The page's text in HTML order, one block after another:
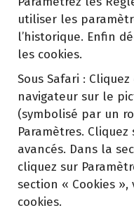
utiliser les
l’historique. Enfin
les cookies.
Sous Safari :
navigateur sur le
(symbolisé par un
Paramètres.
avancés. Dans la
cliquez sur
section « Cookies
cookies.